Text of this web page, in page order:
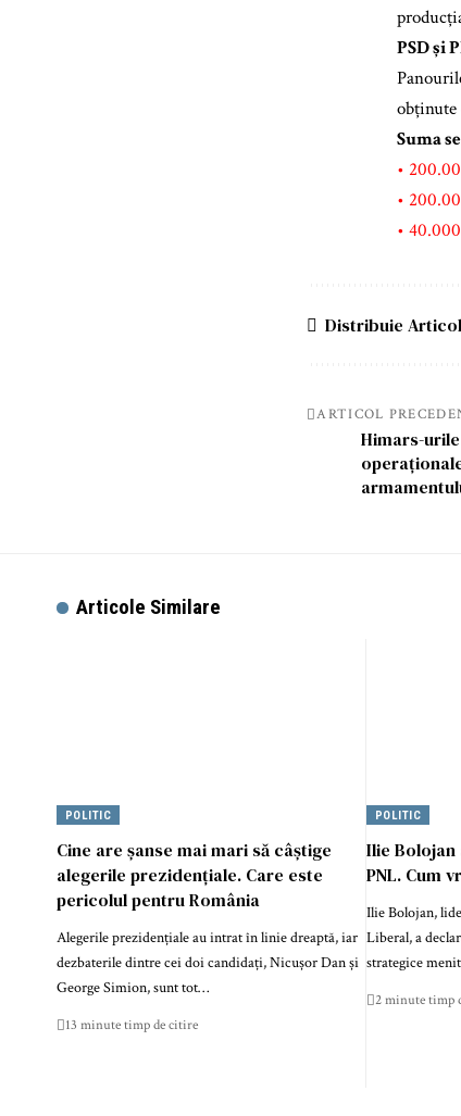
PSD și
obținute
Suma
•
•
•
Distribuie Articol
ARTICOL
Himars-
Articole Similare
POLITIC
Cine are șanse mai mari să câștige
alegerile prezidențiale. Care este
pericolul pentru România
Alegerile prezidențiale au intrat în linie dreaptă, iar
dezbaterile dintre cei doi candidați, Nicușor Dan și
George Simion, sunt tot…
13 minute timp de citire
POLITIC
Ilie
PNL. Cum
Ilie Bolojan,
Liberal, a
strategice
2 minute timp